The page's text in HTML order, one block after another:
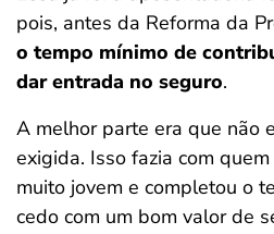
pois, antes da Reforma da
o tempo mínimo de
dar entrada no seguro.
A melhor parte era que não
exigida. Isso fazia com
muito jovem e completou o
cedo com um bom valor de